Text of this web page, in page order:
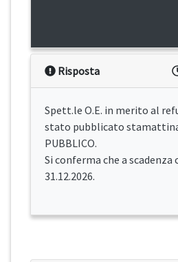
Risposta
Spett.le O.E. in merito al
stato pubblicato stamattina
PUBBLICO.
Si conferma che a
31.12.2026.